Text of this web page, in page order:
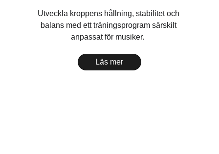
Läs mer
Utveckla kroppens hållning, stabilitet och
balans med ett träningsprogram särskilt
anpassat för musiker.